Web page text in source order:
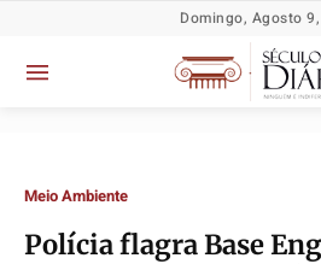
Domingo, Agosto
Meio Ambiente
Polícia flagra Base